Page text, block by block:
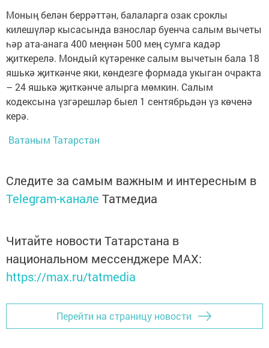
Моның белән беррәттән, балаларга озак сроклы
килешүләр кысасында взнослар буенча салым вычеты
һәр ата-анага 400 меңнән 500 мең сумга кадәр
җиткерелә. Мондый күтәренке салым вычетын бала 18
яшькә җиткәнче яки, көндезге формада укыган очракта
– 24 яшькә җиткәнче алырга мөмкин. Салым
кодексына үзгәрешләр быел 1 сентябрьдән үз көченә
керә.
Ватаным Татарстан
Следите за самым важным и интересным в
Telegram-канале Татмедиа
Читайте новости Татарстана в
национальном мессенджере MАХ:
https://max.ru/tatmedia
Перейти на страницу новости